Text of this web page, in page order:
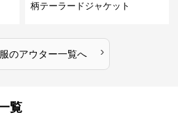
柄テーラードジャケット
のアウター一覧へ ›
覧